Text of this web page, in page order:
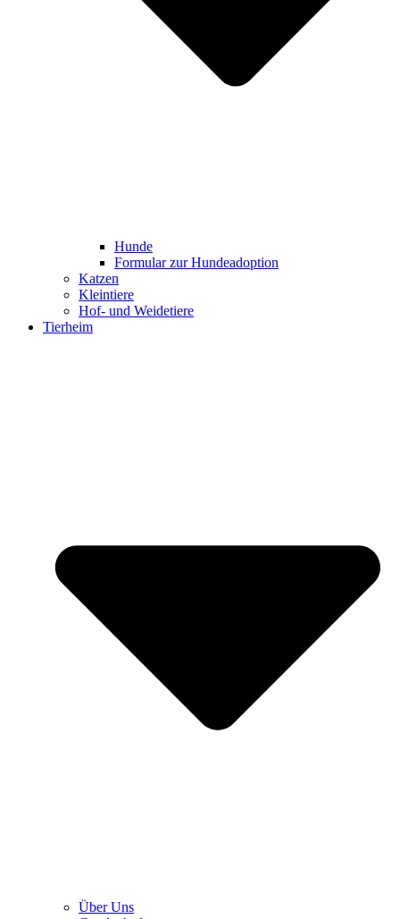
Hunde
Formular zur Hundeadoption
Katzen
Kleintiere
Hof- und Weidetiere
Tierheim
Über Uns